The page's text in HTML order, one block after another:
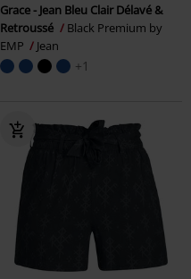
Grace - Jean Bleu Clair Délavé &
Retroussé
Black Premium by
EMP
Jean
+1